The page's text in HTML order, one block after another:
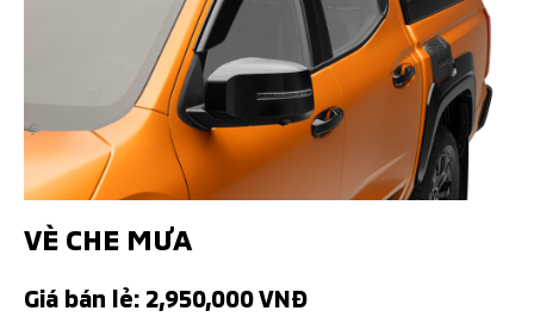
VÈ CHE MƯA
Giá bán lẻ: 2,950,000 VNĐ